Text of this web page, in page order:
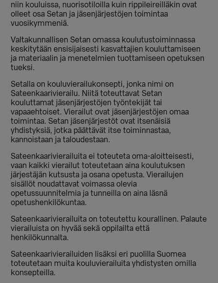
niin kouluissa, nuorisotiloilla kuin rippileireilläkin ovat
olleet osa Setan ja jäsenjärjestöjen toimintaa
vuosikymmeniä.
Valtakunnallisen Setan omassa koulutustoiminnassa
keskitytään ensisijaisesti kasvattajien kouluttamiseen
ja materiaalin ja menetelmien tuottamiseen opetuksen
tueksi.
Setalla on kouluvierailukonsepti, jonka nimi on
Sateenkaarivierailu. Niitä toteuttavat Setan
kouluttamat jäsenjärjestöjen työntekijät tai
vapaaehtoiset. Vierailut ovat jäsenjärjestöjen omaa
toimintaa. Setan jäsenjärjestöt ovat itsenäisiä
yhdistyksiä, jotka päättävät itse toiminnastaa,
kannoistaan ja taloudestaan.
Sateenkaarivierailuita ei toteuteta oma-aloitteisesti,
vaan kaikki vierailut toteutetaan aina koulutuksen
järjestäjän kutsusta ja osana opetusta. Vierailujen
sisällöt noudattavat voimassa olevia
opetussuunnitelmia ja tunneilla on aina läsnä
opetushenkilökuntaa.
Sateenkaarivierailuita on toteutettu kourallinen. Palaute
vierailuista on hyvää sekä oppilailta että
henkilökunnalta.
Sateenkaarivierailuiden lisäksi eri puolilla Suomea
toteutetaan muita kouluvierailuita yhdistysten omilla
konsepteilla.